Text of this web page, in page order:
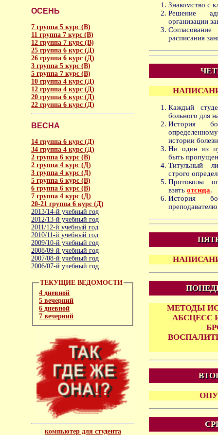
ОСЕНЬ
7 группа 5 курс (В)
11 группа 7 курс (В)
12 группа 7 курс (В)
25 группа 6 курс (Д)
26 группа 6 курс (Д)
3 группа 5 курс (В)
5 группа 7 курс (В)
10 группа 4 курс (Д)
12 группа 4 курс (Д)
20 группа 6 курс (Д)
22 группа 6 курс (Д)
ВЕСНА
14 группа 6 курс (Д)
34 группа 4 курс (Д)
2 группа 6 курс (В)
2 группа 4 курс (Д)
3 группа 4 курс (Д)
5 группа 6 курс (В)
6 группа 6 курс (В)
7 группа 4 курс (Д)
20-21 группа 6 курс (Д)
2013/14-й учебный год
2012/13-й учебный год
2011/12-й учебный год
2010/11-й учебный год
2009/10-й учебный год
2008/09-й учебный год
2007/08-й учебный год
2006/07-й учебный год
ТЕКУЩИЕ ВЕДОМОСТИ
4 дневной
5 вечерний
6 дневной
7 вечерний
компьютер для студента
Знакомство с
Решение
организации
расписания
Каждый
больного для
История
истории
Ни один из
быть
Титульный
строго
Протоколы
взятьотсюда.
История
МЕТОДЫ
АБСЦЕСС